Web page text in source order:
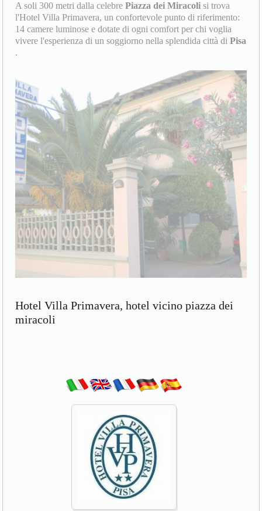
A soli 300 metri dalla celebrePiazza dei Miracoli si trova
l'Hotel Villa Primavera, un confortevole punto di riferimento:
14 camere luminose e dotate di ogni comfort per chi voglia
vivere l'esperienza di un soggiorno nella splendida città diPisa
.
Hotel Villa Primavera, hotel vicino piazza dei
miracoli